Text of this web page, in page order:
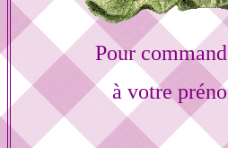
Pour
à votre